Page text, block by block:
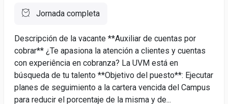
Jornada completa
Descripción de la vacante **Auxiliar de cuentas por
cobrar** ¿Te apasiona la atención a clientes y cuentas
con experiência en cobranza? La UVM está en
búsqueda de tu talento **Objetivo del puesto**: Ejecutar
planes de seguimiento a la cartera vencida del Campus
para reducir el porcentaje de la misma y de...